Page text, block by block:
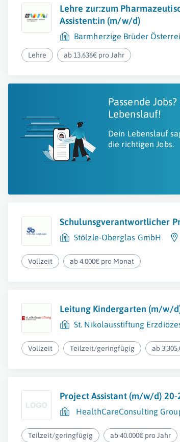
Lehre zur:zum
Assistent:in (m/w/d)
Barmherzige Brüder
Lehre ab 13.636€ pro Jahr
Passende
Lebenslauf!
Dein Lebenslauf
die richtigen Jobs.
Schulunsgverantwortlicher
Stölzle-Oberglas GmbH
Vollzeit ab 4.000€ pro Monat
Leitung Kindergarten (m/w/
St. Nikolausstiftung
Vollzeit Teilzeit/geringfügig ab
Project Assistant (m/w/d) 20-
HealthCareConsulting
Teilzeit/geringfügig ab 40.000€ pro Jahr